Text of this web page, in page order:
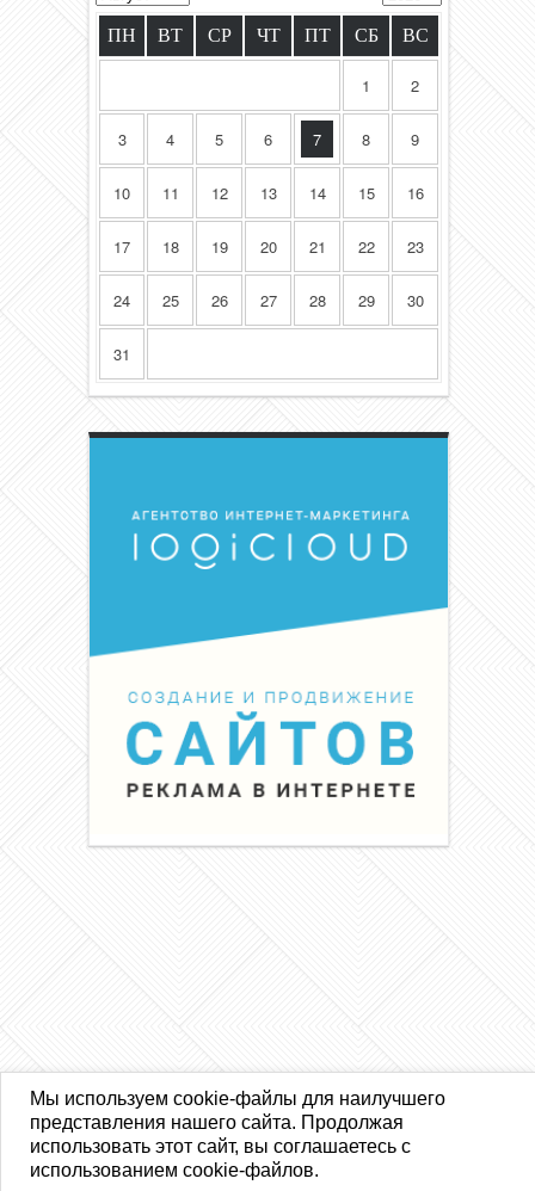
ПН ВТ СР ЧТ ПТ СБ ВС
1 2
3 4 5 6 7 8 9
10 11 12 13 14 15 16
17 18 19 20 21 22 23
24 25 26 27 28 29 30
31
Мы используем cookie-файлы для наилучшего
представления нашего сайта. Продолжая
использовать этот сайт, вы соглашаетесь с
использованием cookie-файлов.